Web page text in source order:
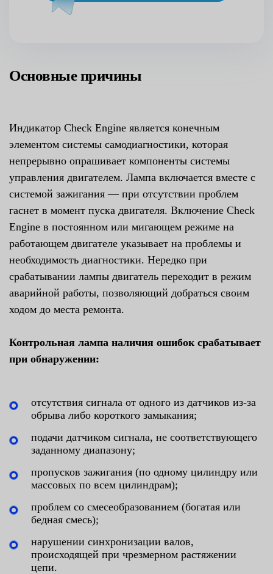
Основные причины
Индикатор Check Engine является конечным
элементом системы самодиагностики, которая
непрерывно опрашивает компоненты системы
управления двигателем. Лампа включается вместе с
системой зажигания — при отсутствии проблем
гаснет в момент пуска двигателя. Включение Check
Engine в постоянном или мигающем режиме на
работающем двигателе указывает на проблемы и
необходимость диагностики. Нередко при
срабатывании лампы двигатель переходит в режим
аварийной работы, позволяющий добраться своим
ходом до места ремонта.
Контрольная лампа наличия ошибок срабатывает
при обнаружении:
отсутствия сигнала от одного из датчиков из-за
обрыва либо короткого замыкания;
подачи датчиком сигнала, не соответствующего
заданному диапазону;
пропусков зажигания (по одному цилиндру или
массовых по всем цилиндрам);
проблем со смесеобразованием (богатая или
бедная смесь);
нарушении синхронизации валов,
происходящей при чрезмерном растяжении
цепи.